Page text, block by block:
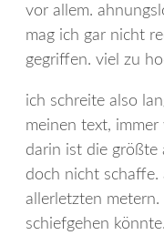
vor allem.
mag ich gar nicht
gegriffen. viel zu
ich schreite also
meinen text,
darin ist die größte
doch nicht
allerletzten
schiefgehen